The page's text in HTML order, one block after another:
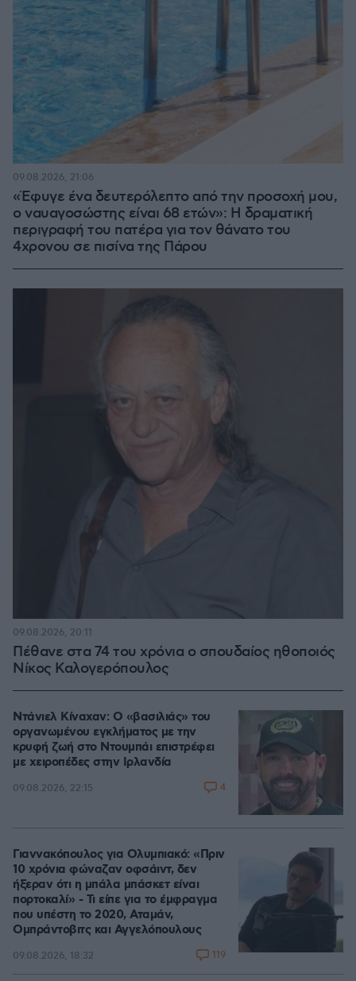
«Έφυγε ένα δευτερόλεπτο από την προσοχή μου,
ο ναυαγοσώστης είναι 68 ετών»: Η δραματική
περιγραφή του πατέρα για τον θάνατο του
4χρονου σε πισίνα της Πάρου
09.08.2026, 21:06
Πέθανε στα 74 του χρόνια ο σπουδαίος ηθοποιός
Νίκος Καλογερόπουλος
09.08.2026, 20:11
Ντάνιελ Κίναχαν: Ο «βασιλιάς» του
οργανωμένου εγκλήματος με την
κρυφή ζωή στο Ντουμπάι επιστρέφει
με χειροπέδες στην Ιρλανδία
09.08.2026, 22:15 4
Γιαννακόπουλος για Ολυμπιακό: «Πριν
10 χρόνια φώναζαν οφσάιντ, δεν
ήξεραν ότι η μπάλα μπάσκετ είναι
πορτοκαλί» - Τι είπε για το έμφραγμα
που υπέστη το 2020, Αταμάν,
Ομπράντοβιτς και Αγγελόπουλους
09.08.2026, 18:32 119